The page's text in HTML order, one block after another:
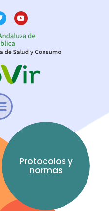
Protocolos y
normas